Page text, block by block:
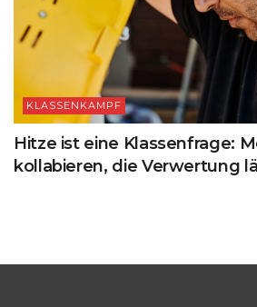
KLASSENKAMPF
Hitze ist eine Klassenfrage:
kollabieren, die Verwertung